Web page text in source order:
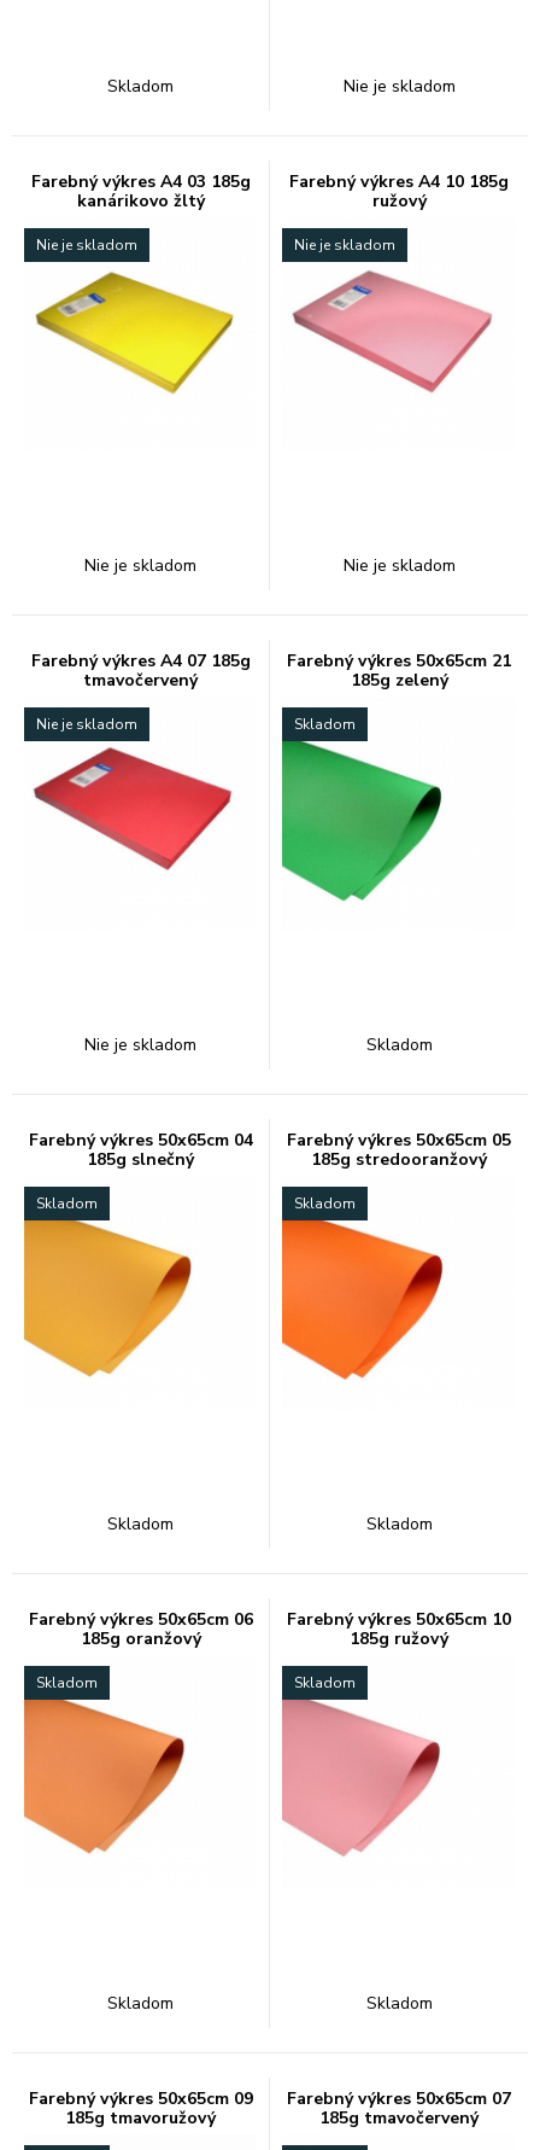
Skladom Nie je skladom
Farebný výkres A4 03 185g
kanárikovo žltý
Nie je skladom
Nie je skladom
Farebný výkres A4 10 185g
ružový
Nie je skladom
Nie je skladom
Farebný výkres A4 07 185g
tmavočervený
Nie je skladom
Nie je skladom
Farebný výkres 50x65cm 21
185g zelený
Skladom
Skladom
Farebný výkres 50x65cm 04
185g slnečný
Skladom
Skladom
Farebný výkres 50x65cm 05
185g stredooranžový
Skladom
Skladom
Farebný výkres 50x65cm 06
185g oranžový
Skladom
Skladom
Farebný výkres 50x65cm 10
185g ružový
Skladom
Skladom
Farebný výkres 50x65cm 09
185g tmavoružový
Farebný výkres 50x65cm 07
185g tmavočervený